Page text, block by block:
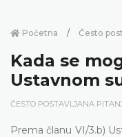
Početna Često
Kada se
Ustavnom
ČESTO POSTAVLJANA
Prema članu VI/3.b)